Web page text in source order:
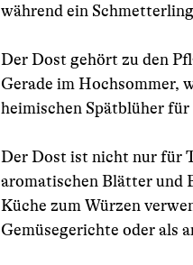
während ein
Der Dost gehört zu den
Gerade im Hochsommer,
heimischen Spätblüher
Der Dost ist nicht nur für
aromatischen Blätter und
Küche zum Würzen
Gemüsegerichte oder als